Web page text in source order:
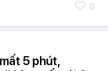
0
5 phút,